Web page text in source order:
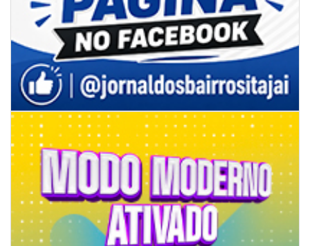
07/08/2026 | 07:00
Ambiental reforça descarte sustentável com envio de 330 quilos de
pilhas à logística reversa
GERAL